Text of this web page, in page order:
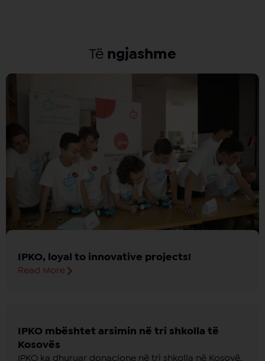
Të ngjashme
IPKO, loyal to innovative projects!
Read More
IPKO mbështet arsimin në tri shkolla të
Kosovës
IPKO ka dhuruar donacione në tri shkolla në Kosovë,